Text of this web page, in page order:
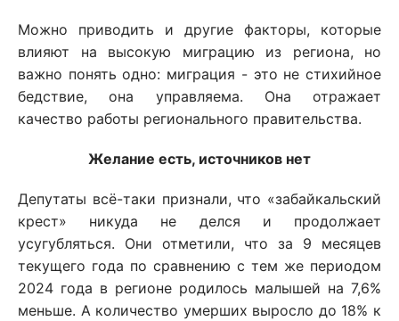
Можно приводить и другие факторы, которые
влияют на высокую миграцию из региона, но
важно понять одно: миграция - это не стихийное
бедствие, она управляема. Она отражает
качество работы регионального правительства.
Желание есть, источников нет
Депутаты всё-таки признали, что «забайкальский
крест» никуда не делся и продолжает
усугубляться. Они отметили, что за 9 месяцев
текущего года по сравнению с тем же периодом
2024 года в регионе родилось малышей на 7,6%
меньше. А количество умерших выросло до 18% к